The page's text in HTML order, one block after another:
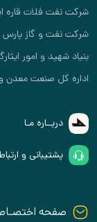
قاره ایران
گاز پارس
ایثارگران
معدن و تجارت
مـا
و ارتباط با ما
اختصـاصـی شرکت